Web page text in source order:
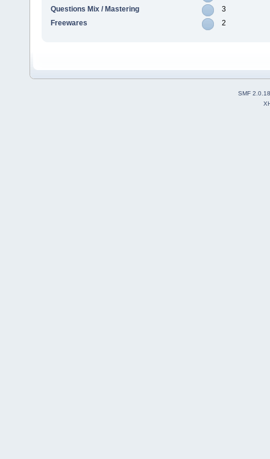
Questions Mix / Mastering
3
Freewares
2
SMF 2.0.18